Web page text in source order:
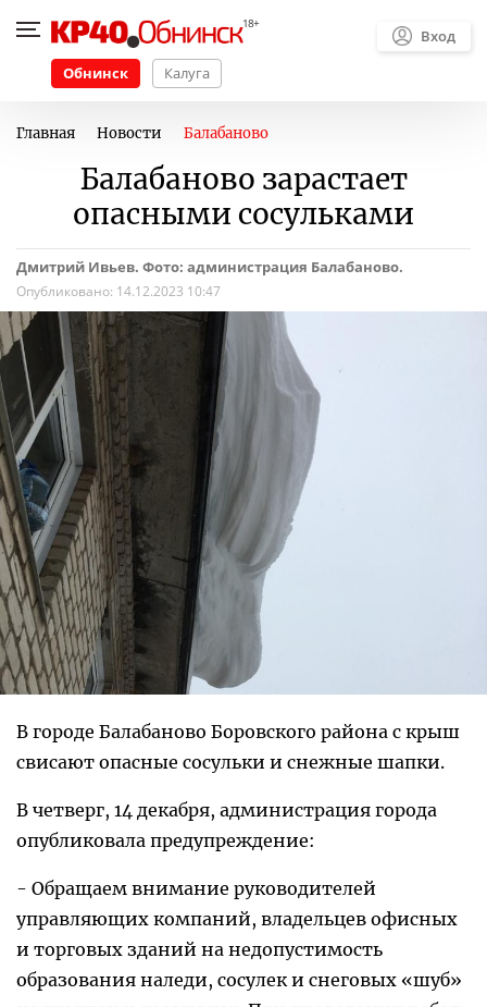
Обнинск Калуга
Вход
Главная Новости Балабаново
Балабаново зарастает
опасными сосульками
Дмитрий Ивьев. Фото: администрация Балабаново.
Опубликовано: 14.12.2023 10:47
В городе Балабаново Боровского района с крыш
свисают опасные сосульки и снежные шапки.
В четверг, 14 декабря, администрация города
опубликовала предупреждение:
- Обращаем внимание руководителей
управляющих компаний, владельцев офисных
и торговых зданий на недопустимость
образования наледи, сосулек и снеговых «шуб»